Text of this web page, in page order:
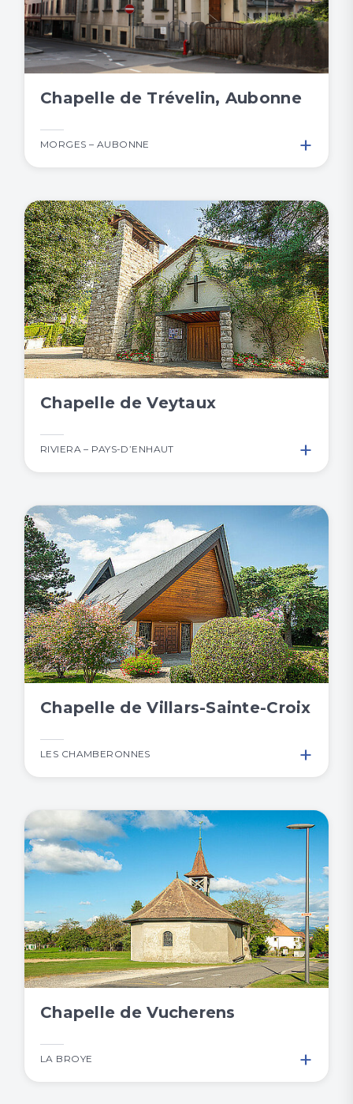
Chapelle de Trévelin, Aubonne
MORGES – AUBONNE +
Chapelle de Veytaux
RIVIERA – PAYS-D’ENHAUT +
Chapelle de Villars-Sainte-Croix
LES CHAMBERONNES +
Chapelle de Vucherens
LA BROYE +